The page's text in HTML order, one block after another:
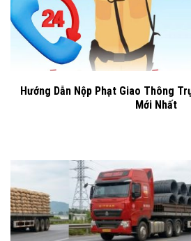
Hướng Dẫn Nộp Phạt Giao Thông
Mới Nhất